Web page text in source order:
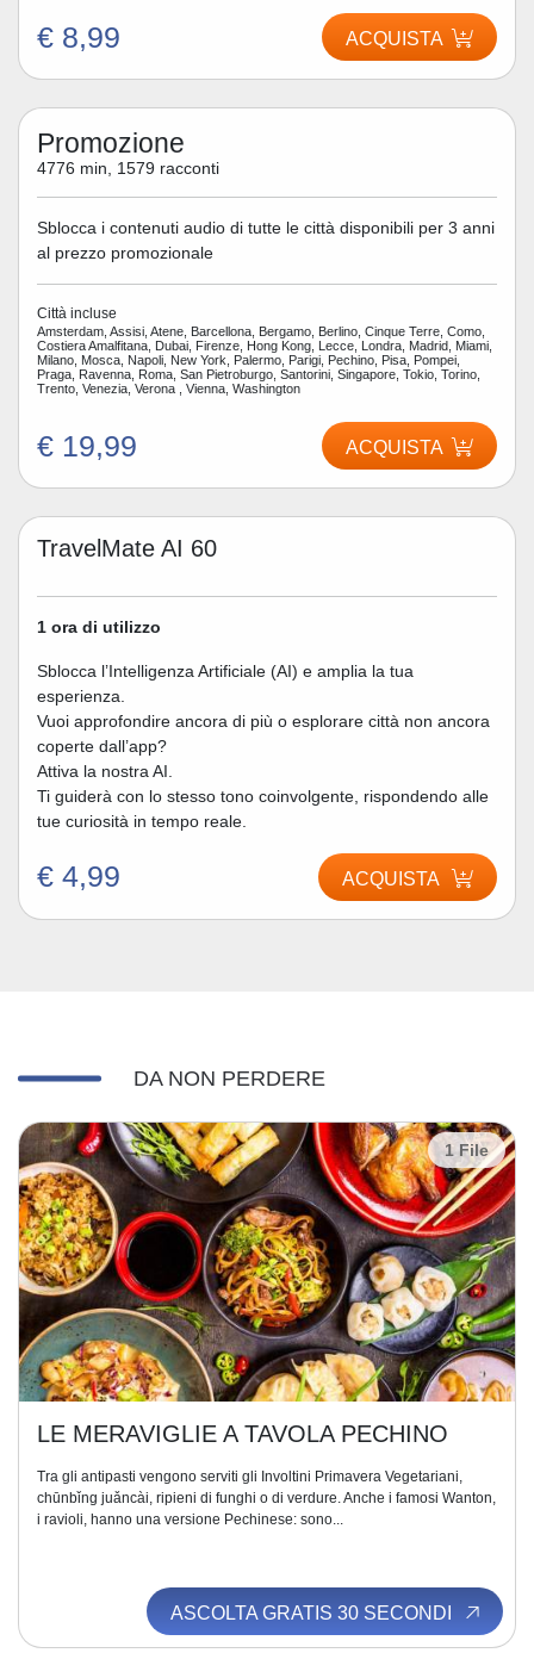
€ 8,99 ACQUISTA
Promozione
4776 min, 1579 racconti
Sblocca i contenuti audio di tutte le città disponibili per 3 anni
al prezzo promozionale
Città incluse
Amsterdam, Assisi, Atene, Barcellona, Bergamo, Berlino, Cinque Terre, Como,
Costiera Amalfitana, Dubai, Firenze, Hong Kong, Lecce, Londra, Madrid, Miami,
Milano, Mosca, Napoli, New York, Palermo, Parigi, Pechino, Pisa, Pompei,
Praga, Ravenna, Roma, San Pietroburgo, Santorini, Singapore, Tokio, Torino,
Trento, Venezia, Verona , Vienna, Washington
€ 19,99 ACQUISTA
TravelMate AI 60
1 ora di utilizzo
Sblocca l’Intelligenza Artificiale (AI) e amplia la tua
esperienza.
Vuoi approfondire ancora di più o esplorare città non ancora
coperte dall’app?
Attiva la nostra AI.
Ti guiderà con lo stesso tono coinvolgente, rispondendo alle
tue curiosità in tempo reale.
€ 4,99 ACQUISTA
DA NON PERDERE
1 File
LE MERAVIGLIE A TAVOLA PECHINO
Tra gli antipasti vengono serviti gli Involtini Primavera Vegetariani,
chūnbǐng juǎncài, ripieni di funghi o di verdure. Anche i famosi Wanton,
i ravioli, hanno una versione Pechinese: sono...
ASCOLTA GRATIS 30 SECONDI